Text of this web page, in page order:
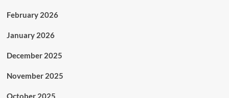
February 2026
January 2026
December 2025
November 2025